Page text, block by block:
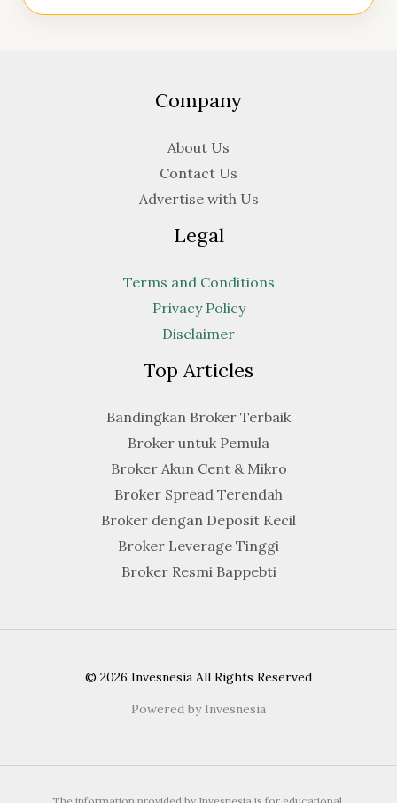
Company
About Us
Contact Us
Advertise with Us
Legal
Terms and Conditions
Privacy Policy
Disclaimer
Top Articles
Bandingkan Broker Terbaik
Broker untuk Pemula
Broker Akun Cent & Mikro
Broker Spread Terendah
Broker dengan Deposit Kecil
Broker Leverage Tinggi
Broker Resmi Bappebti
© 2026 Invesnesia All Rights Reserved
Powered by Invesnesia